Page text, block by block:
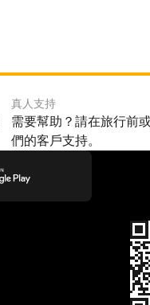
真人支持
需要幫助？請在旅行前
們的客戶支持。